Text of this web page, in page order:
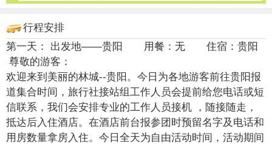
行程安排
第一天：
出发地——贵阳 用餐：无 住宿：贵阳
尊敬的游客：
欢迎来到美丽的林城--贵阳。今日为各地游客前往贵阳报
道集合时间，旅行社接站组工作人员会提前给您电话或短
信联系，我们会安排专业的工作人员接机 ，随接随走，
抵达后入住酒店。在酒店前台报参团时预留名字及电话和
用房数量拿房入住。今日全天为自由活动时间，活动期间